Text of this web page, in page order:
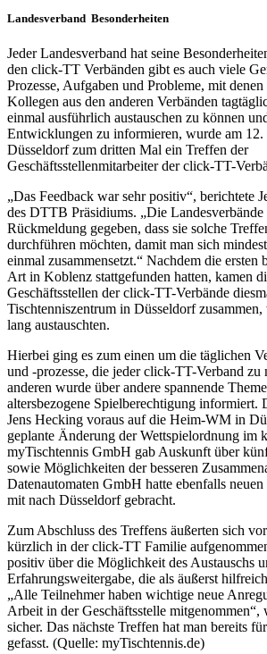
Landesverband Besonderheiten
Jeder Landesverband hat seine
den click-TT Verbänden gibt es auch viele
Prozesse, Aufgaben und Probleme, mit
Kollegen aus den anderen Verbänden
einmal ausführlich austauschen zu können
Entwicklungen zu informieren, wurde am
Düsseldorf zum dritten Mal ein Treffen der
Geschäftsstellenmitarbeiter der click-TT-
„Das Feedback war sehr positiv“, berichtete
des DTTB Präsidiums. „Die Landesverbände
Rückmeldung gegeben, dass sie solche
durchführen möchten, damit man sich
einmal zusammensetzt.“ Nachdem die ersten
Art in Koblenz stattgefunden hatten, kamen
Geschäftsstellen der click-TT-Verbände
Tischtenniszentrum in Düsseldorf
lang austauschten.
Hierbei ging es zum einen um die täglichen
und -prozesse, die jeder click-TT-Verband zu
anderen wurde über andere spannende
altersbezogene Spielberechtigung informiert.
Jens Hecking voraus auf die Heim-WM in
geplante Änderung der Wettspielordnung im
myTischtennis GmbH gab Auskunft über
sowie Möglichkeiten der besseren
Datenautomaten GmbH hatte ebenfalls
mit nach Düsseldorf gebracht.
Zum Abschluss des Treffens äußerten sich
kürzlich in der click-TT Familie
positiv über die Möglichkeit des Austauschs
Erfahrungsweitergabe, die als äußerst
„Alle Teilnehmer haben wichtige neue
Arbeit in der Geschäftsstelle
sicher. Das nächste Treffen hat man bereits
gefasst. (Quelle: myTischtennis.de)